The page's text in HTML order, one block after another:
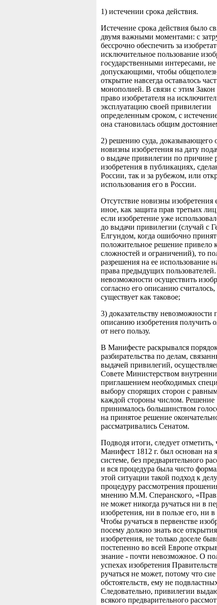
1) истечении срока действия.
Истечение срока действия было
двумя важными моментами: с
бессрочно обеспечить за
исключительное пользование
государственными интересами, не
допускающими, чтобы
открытие навсегда оставалось
монополией. В связи с этим
право изобретателя на
эксплуатацию своей привилегии
определенным сроком, с
она становилась общим
2) решению суда, доказывающего
новизны изобретения на дату
о выдаче привилегии по причине
изобретения в публикациях,
России, так и за рубежом, или
использования его в России.
Отсутствие новизны изобретения
иное, как защита прав третьих
если изобретение уже
до выдачи привилегии (случай с
Елгундом, когда ошибочно
положительное решение привело
сложностей и ограничений), то
разрешения на ее использование
права предыдущих
невозможности осуществить
согласно его описанию
существует как таковое;
3) доказательству невозможности
описанию изобретения получить
от него пользу.
В Манифесте раскрывался
разбирательства по делам,
выдачей привилегий,
Совете Министерством
приглашением необходимых
выбору спорящих сторон с
каждой стороны числом. Решение
принималось большинством
на принятое решение
рассматривались Сенатом.
Подводя итоги, следует отметить,
Манифест 1812 г. был основан на
системе, без предварительного
и вся процедура была чисто
этой ситуации такой подход к
процедуру рассмотрения
мнению М.М. Сперанского,
не может никогда ручаться ни в
изобретения, ни в пользе его, ни в
Чтобы ручаться в первенстве
посему должно знать все
изобретения, не только доселе
постепенно во всей Европе
знание - почти невозможное. О
успехах изобретения
ручаться не может, потому что сие
обстоятельств, ему не
Следовательно, привилегии
всякого предварительного